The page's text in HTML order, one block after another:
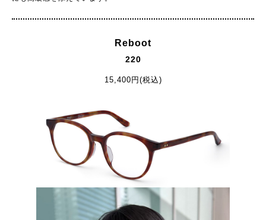
Reboot
220
15,400円(税込)